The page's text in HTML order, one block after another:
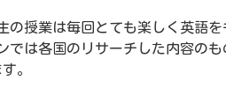
授業は毎回とても楽しく英語
では各国のリサーチした内容の
。